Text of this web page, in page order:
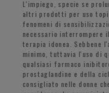
L'impiego, specie se
altri prodotti per uso
fenomeni di
necessario
terapia idonea. Sebbene
minimo, tuttavia l'uso di
qualsiasi farmaco
prostaglandine e della
consigliato nelle donne